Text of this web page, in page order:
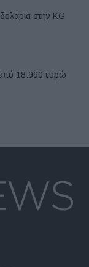
στην KG
18.990 ευρώ